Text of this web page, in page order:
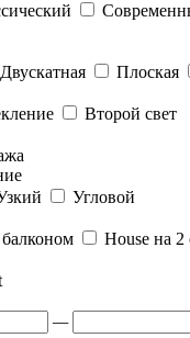
Двускатная Плоская
Второй свет
Угловой
House на 2
—